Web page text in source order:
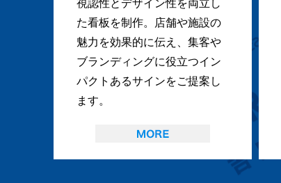
視認性とデザイン性を両立し
た看板を制作。店舗や施設の
魅力を効果的に伝え、集客や
ブランディングに役立つイン
パクトあるサインをご提案し
ます。